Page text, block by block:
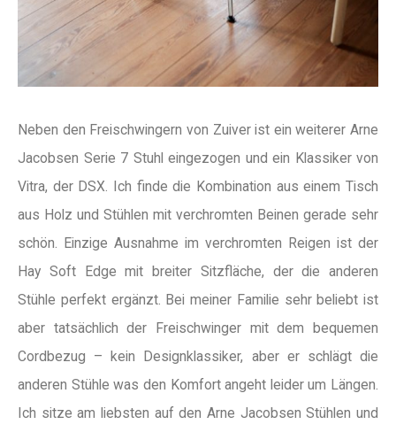
Neben den Freischwingern von Zuiver ist ein weiterer Arne
Jacobsen Serie 7 Stuhl eingezogen und ein Klassiker von
Vitra, der DSX. Ich finde die Kombination aus einem Tisch
aus Holz und Stühlen mit verchromten Beinen gerade sehr
schön. Einzige Ausnahme im verchromten Reigen ist der
Hay Soft Edge mit breiter Sitzfläche, der die anderen
Stühle perfekt ergänzt. Bei meiner Familie sehr beliebt ist
aber tatsächlich der Freischwinger mit dem bequemen
Cordbezug – kein Designklassiker, aber er schlägt die
anderen Stühle was den Komfort angeht leider um Längen.
Ich sitze am liebsten auf den Arne Jacobsen Stühlen und